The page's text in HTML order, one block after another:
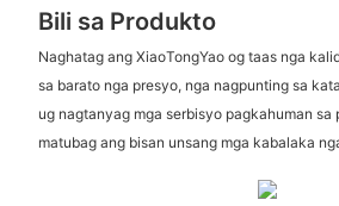
Bili sa Produkto
Naghatag ang XiaoTongYao og taas nga
sa barato nga presyo, nga nagpunting sa
ug nagtanyag mga serbisyo pagkahuman sa
matubag ang bisan unsang mga kabalaka